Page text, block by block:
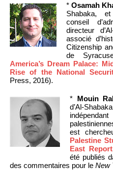
*Osamah
Shabaka,
conseil
directeur
associé
Citizenship
de
America’s Dream Palace:
Rise of the National
Press, 2016).
* Mouin
d’Al-
est
Palestine
East Report
été publiés
des commentaires pour le New